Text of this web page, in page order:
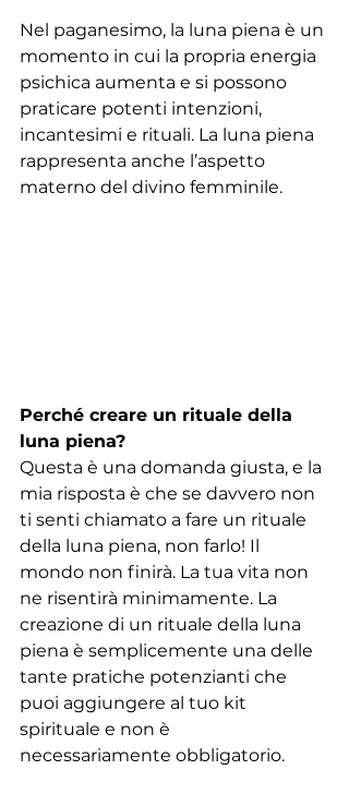
Nel paganesimo, la luna piena è un
momento in cui la propria energia
psichica aumenta e si possono
praticare potenti intenzioni,
incantesimi e rituali. La luna piena
rappresenta anche l’aspetto
materno del divino femminile.
Perché creare un rituale della
luna piena?
Questa è una domanda giusta, e la
mia risposta è che se davvero non
ti senti chiamato a fare un rituale
della luna piena, non farlo! Il
mondo non finirà. La tua vita non
ne risentirà minimamente. La
creazione di un rituale della luna
piena è semplicemente una delle
tante pratiche potenzianti che
puoi aggiungere al tuo kit
spirituale e non è
necessariamente obbligatorio.